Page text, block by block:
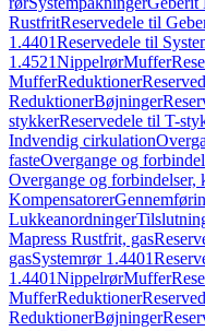
RustfritReservedele til
1.4401Reservedele til
1.4521NippelrørMuffer
MufferReduktioner
ReduktionerBøjninger
stykkerReservedele til T-
Indvendig cirkulation
fasteOvergange og
Overgange og forbindelser,
Kompensatorer
Lukkeanordninger
Mapress Rustfrit, gas
gasSystemrør 1.4401
1.4401NippelrørMuffer
MufferReduktioner
ReduktionerBøjninger